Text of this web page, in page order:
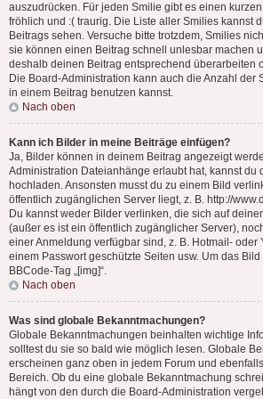
auszudrücken. Für jeden Smilie gibt es einen
fröhlich und :( traurig. Die Liste aller Smilies kannst
Beitrags sehen. Versuche bitte trotzdem, Smilies
sie können einen Beitrag schnell unlesbar machen
deshalb deinen Beitrag entsprechend überarbeiten
Die Board-Administration kann auch die Anzahl der
in einem Beitrag benutzen kannst.
Nach oben
Kann ich Bilder in meine Beiträge einfügen?
Ja, Bilder können in deinem Beitrag angezeigt
Administration Dateianhänge erlaubt hat, kannst du
hochladen. Ansonsten musst du zu einem Bild
öffentlich zugänglichen Server liegt, z. B. http://
Du kannst weder Bilder verlinken, die sich auf
(außer es ist ein öffentlich zugänglicher Server),
einer Anmeldung verfügbar sind, z. B. Hotmail- oder
einem Passwort geschützte Seiten usw. Um das
BBCode-Tag „[img]“.
Nach oben
Was sind globale Bekanntmachungen?
Globale Bekanntmachungen beinhalten wichtige
solltest du sie so bald wie möglich lesen. Globale
erscheinen ganz oben in jedem Forum und
Bereich. Ob du eine globale Bekanntmachung
hängt von den durch die Board-Administration